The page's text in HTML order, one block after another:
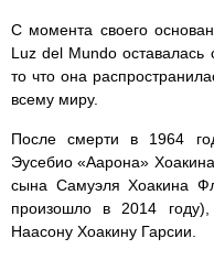
С момента своего
Luz del Mundo
то что она
всему миру.
После смерти в 1964
Эусебио «Аарона»
сына Самуэля Хоакина
произошло в 2014
Наасону Хоакину Гарсии.